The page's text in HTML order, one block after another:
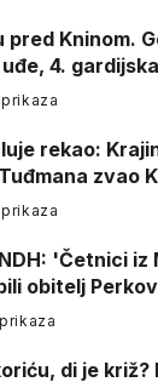
4.
prikaza
rekao:
zvao
prikaza
'Četnici iz
obitelj
prikaza
di je križ?